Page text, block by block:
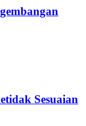
Sesuaian